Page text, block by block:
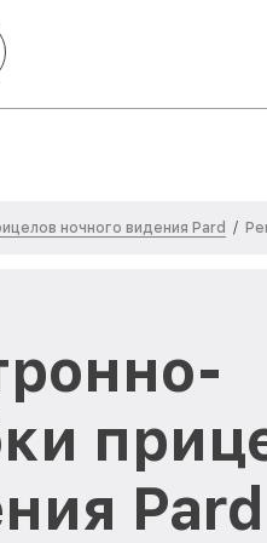
ночного видения Pard /